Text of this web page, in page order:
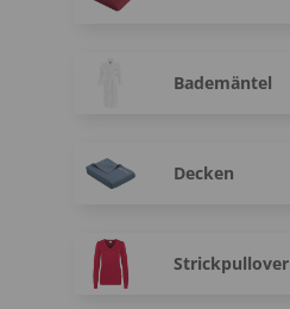
Bademäntel
Decken
Strickpullover